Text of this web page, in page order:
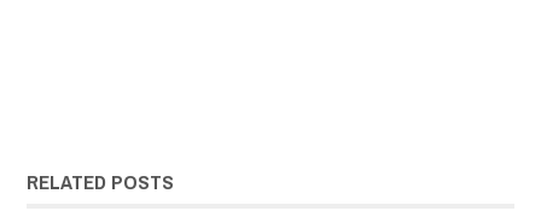
RELATED POSTS